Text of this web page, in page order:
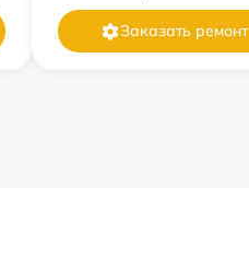
Заказать ремонт